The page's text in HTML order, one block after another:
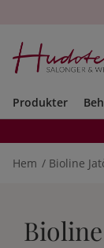
Produkter
Hem Bioline